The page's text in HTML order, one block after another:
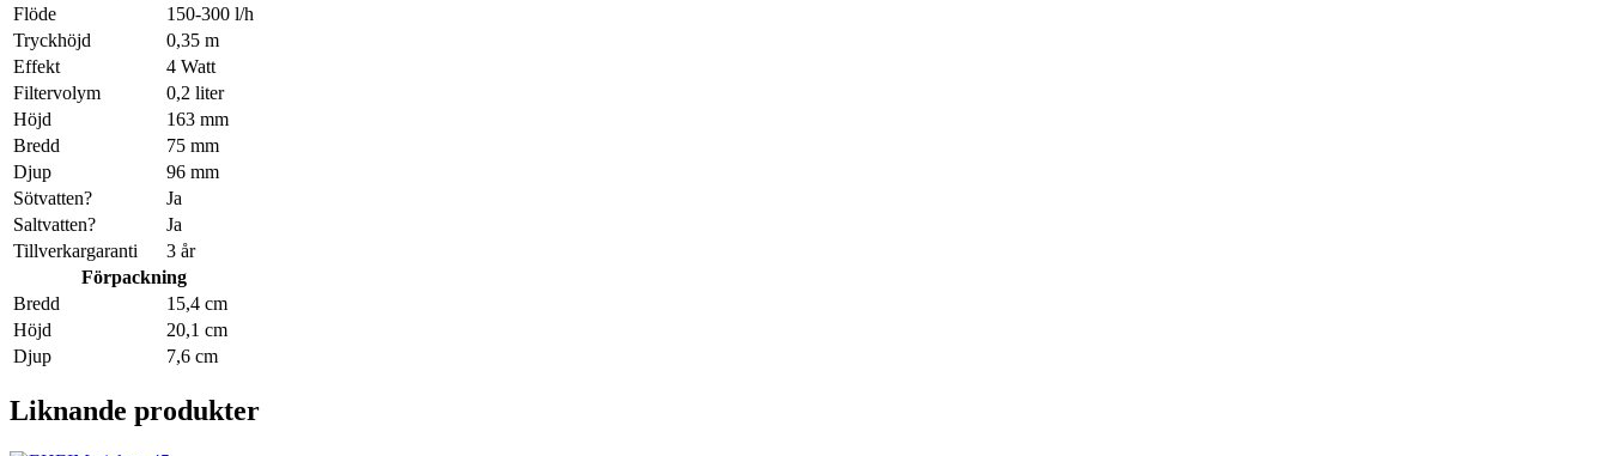
Flöde
150-300 l/h
Tryckhöjd
0,35 m
Effekt
4 Watt
Filtervolym
0,2 liter
Höjd
163 mm
Bredd
75 mm
Djup
96 mm
Sötvatten?
Ja
Saltvatten?
Ja
Tillverkargaranti
3 år
Förpackning
Bredd
15,4 cm
Höjd
20,1 cm
Djup
7,6 cm
Liknande produkter